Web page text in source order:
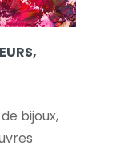
bijoux,